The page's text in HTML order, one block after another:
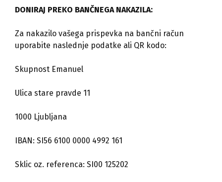
DONIRAJ PREKO BANČNEGA NAKAZILA:
Za nakazilo vašega prispevka na bančni račun
uporabite naslednje podatke ali QR kodo:
Skupnost Emanuel
Ulica stare pravde 11
1000 Ljubljana
IBAN: SI56 6100 0000 4992 161
Sklic oz. referenca: SI00 125202